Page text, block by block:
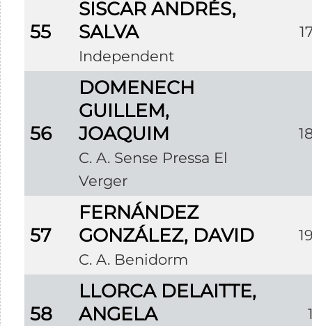
55
SISCAR ANDRÉS,
SALVA
Independent
56
DOMENECH
GUILLEM,
JOAQUIM
C. A. Sense Pressa El
Verger
57
FERNÁNDEZ
GONZÁLEZ, DAVID
C. A. Benidorm
58
LLORCA DELAITTE,
ANGELA